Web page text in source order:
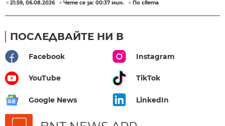
21:59, 06.08.2026 Чете се за: 00:37 мин. По света
ПОСЛЕДВАЙТЕ НИ В
Facebook Instagram
YouTube TikTok
Google News LinkedIn